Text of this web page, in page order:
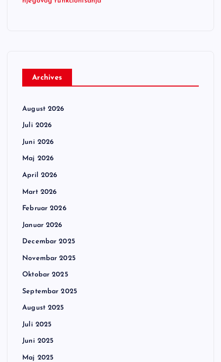
Archives
August 2026
Juli 2026
Juni 2026
Maj 2026
April 2026
Mart 2026
Februar 2026
Januar 2026
Decembar 2025
Novembar 2025
Oktobar 2025
Septembar 2025
August 2025
Juli 2025
Juni 2025
Maj 2025